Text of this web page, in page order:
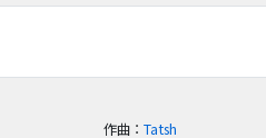
作曲 ：Tatsh